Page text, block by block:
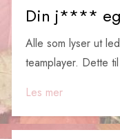
Din j****
Alle som lyser ut
teamplayer. Dette
Les mer